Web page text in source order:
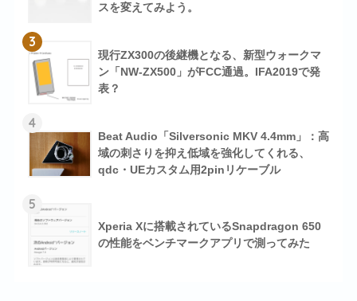
スを変えてみよう。
3
現行ZX300の後継機となる、新型ウォークマ
ン「NW-ZX500」がFCC通過。IFA2019で発
表？
4
Beat Audio「Silversonic MKV 4.4mm」：高
域の刺さりを抑え低域を強化してくれる、
qdc・UEカスタム用2pinリケーブル
5
Xperia Xに搭載されているSnapdragon 650
の性能をベンチマークアプリで測ってみた